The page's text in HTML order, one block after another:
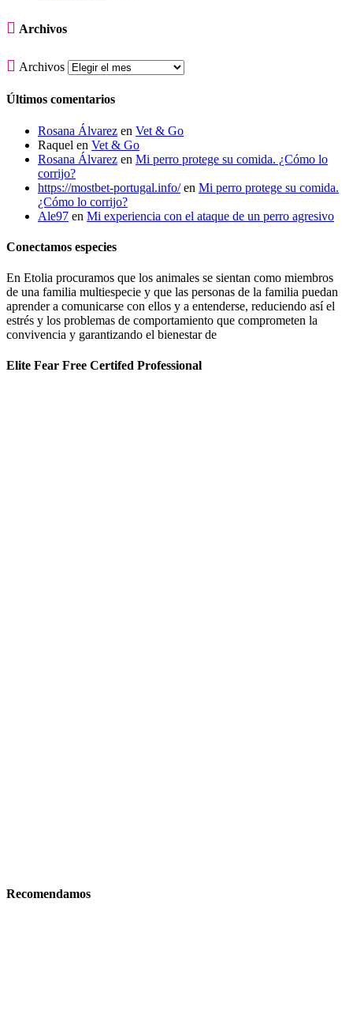
 Archivos
 Archivos
Últimos comentarios
Rosana Álvarez en Vet & Go
Raquel en Vet & Go
Rosana Álvarez en Mi perro protege su comida. ¿Cómo lo
corrijo?
https://mostbet-portugal.info/en Mi perro protege su comida.
¿Cómo lo corrijo?
Ale97 en Mi experiencia con el ataque de un perro agresivo
Conectamos especies
En Etolia procuramos que los animales se sientan como miembros
de una familia multiespecie y que las personas de la familia puedan
aprender a comunicarse con ellos y a entenderse, reduciendo así el
estrés y los problemas de comportamiento que comprometen la
convivencia y garantizando el bienestar de
Elite Fear Free Certifed Professional
Recomendamos